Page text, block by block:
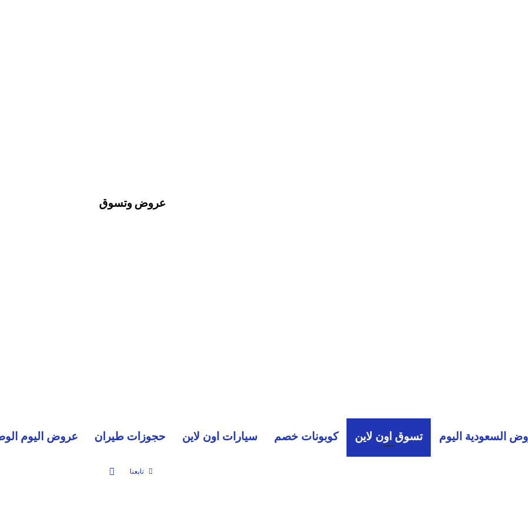
عروض وتسوق
السعودية اليوم تسوق اون لاين كوبونات خصم سيارات اون لاين حجوزات طيران عروض اليوم
تابعنا